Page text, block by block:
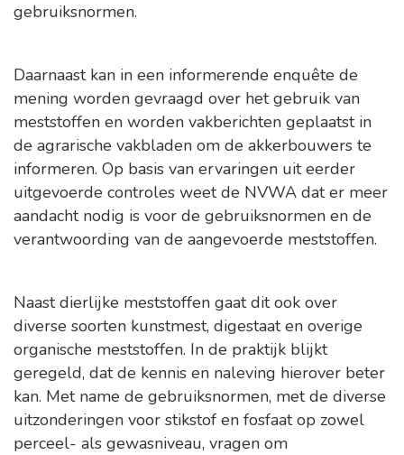
gebruiksnormen.
Daarnaast kan in een informerende enquête de
mening worden gevraagd over het gebruik van
meststoffen en worden vakberichten geplaatst in
de agrarische vakbladen om de akkerbouwers te
informeren. Op basis van ervaringen uit eerder
uitgevoerde controles weet de NVWA dat er meer
aandacht nodig is voor de gebruiksnormen en de
verantwoording van de aangevoerde meststoffen.
Naast dierlijke meststoffen gaat dit ook over
diverse soorten kunstmest, digestaat en overige
organische meststoffen. In de praktijk blijkt
geregeld, dat de kennis en naleving hierover beter
kan. Met name de gebruiksnormen, met de diverse
uitzonderingen voor stikstof en fosfaat op zowel
perceel- als gewasniveau, vragen om